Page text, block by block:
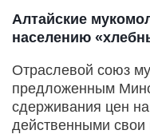
Алтайские
населению
Отраслевой союз
предложенным
сдерживания цен
действенными свои